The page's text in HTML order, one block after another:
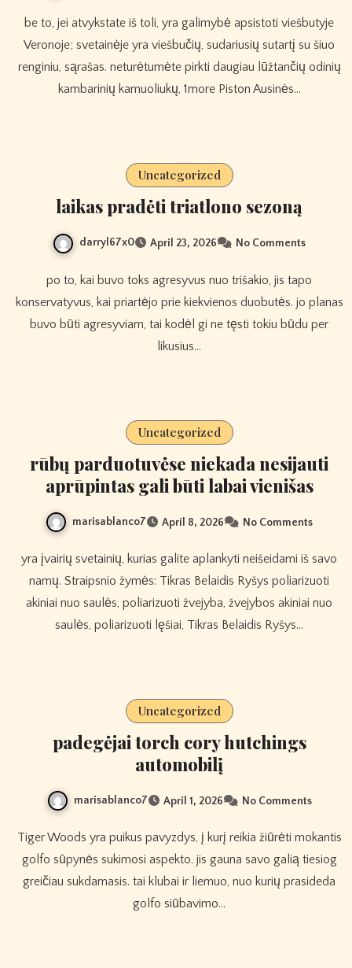
be to, jei atvykstate iš toli, yra galimybė apsistoti viešbutyje
Veronoje; svetainėje yra viešbučių, sudariusių sutartį su šiuo
renginiu, sąrašas. neturėtumėte pirkti daugiau lūžtančių odinių
kambarinių kamuoliukų, 1more Piston Ausinės…
Uncategorized
laikas pradėti triatlono sezoną
darryl67x0 April 23, 2026 No Comments
po to, kai buvo toks agresyvus nuo trišakio, jis tapo
konservatyvus, kai priartėjo prie kiekvienos duobutės. jo planas
buvo būti agresyviam, tai kodėl gi ne tęsti tokiu būdu per
likusius…
Uncategorized
rūbų parduotuvėse niekada nesijauti
aprūpintas gali būti labai vienišas
marisablanco7 April 8, 2026 No Comments
yra įvairių svetainių, kurias galite aplankyti neišeidami iš savo
namų. Straipsnio žymės: Tikras Belaidis Ryšys poliarizuoti
akiniai nuo saulės, poliarizuoti žvejyba, žvejybos akiniai nuo
saulės, poliarizuoti lęšiai, Tikras Belaidis Ryšys…
Uncategorized
padegėjai torch cory hutchings
automobilį
marisablanco7 April 1, 2026 No Comments
Tiger Woods yra puikus pavyzdys, į kurį reikia žiūrėti mokantis
golfo sūpynės sukimosi aspekto. jis gauna savo galią tiesiog
greičiau sukdamasis. tai klubai ir liemuo, nuo kurių prasideda
golfo siūbavimo…